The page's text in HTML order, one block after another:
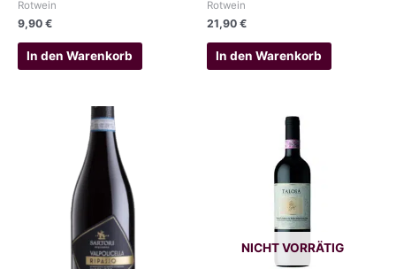
Rotwein
9,90 €
In den Warenkorb
Rotwein
21,90 €
In den Warenkorb
NICHT VORRÄTIG